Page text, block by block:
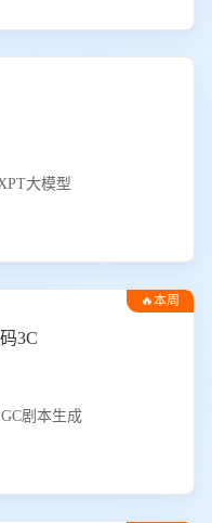
大模型
🔥本周
3C
剧本生成